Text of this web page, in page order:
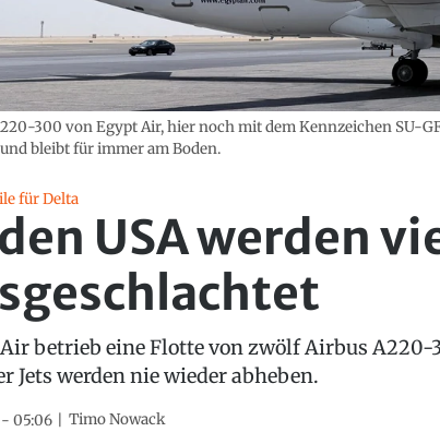
300 von Egypt Air, hier noch mit dem Kennzeichen SU-
bleibt für immer am Boden.
für Delta
USA werden
betrieb eine Flotte von zwölf Airbus
Jets werden nie wieder abheben.
- 05:06 Timo Nowack